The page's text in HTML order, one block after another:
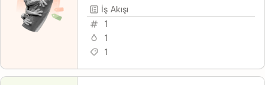
İş Akışı
1
1
1